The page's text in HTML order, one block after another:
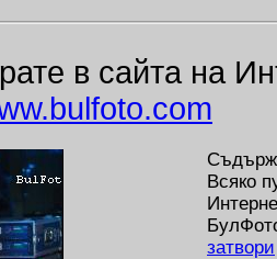
в сайта на
Всяко
затвори